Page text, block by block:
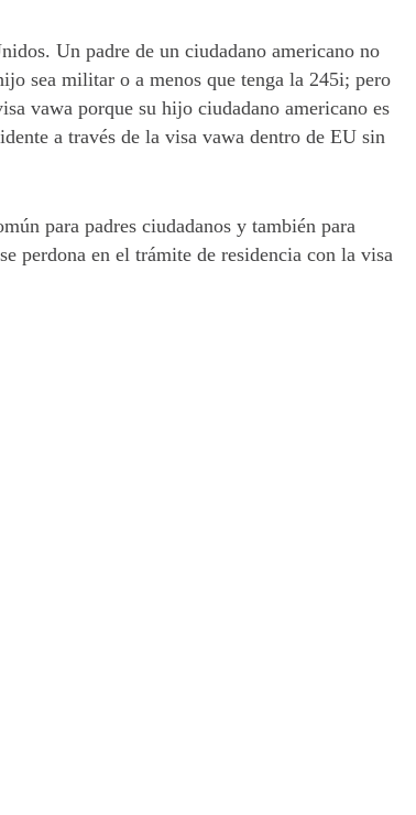
Un padre de un ciudadano americano no
sea militar o a menos que tenga la 245i; pero
vawa porque su hijo ciudadano americano es
a través de la visa vawa dentro de EU sin
para padres ciudadanos y también para
perdona en el trámite de residencia con la visa